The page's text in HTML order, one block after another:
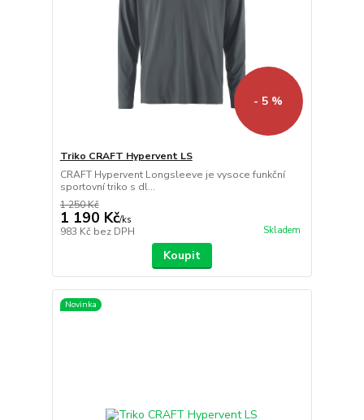
- 5 %
Triko CRAFT Hypervent LS
CRAFT Hypervent Longsleeve je vysoce funkční
sportovní triko s dl...
1 250 Kč
1 190 Kč/ks
983 Kč bez DPH Skladem
Koupit
Novinka